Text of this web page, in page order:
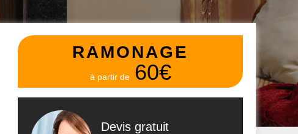
RAMONAGE
à partir de 60€
Devis gratuit